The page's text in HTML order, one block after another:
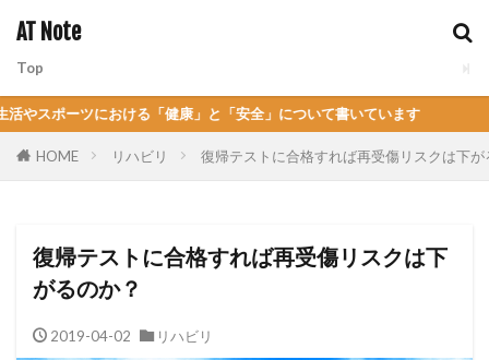
AT Note
Top
おける「健康」と「安全」について書いています
HOME リハビリ 復帰テストに合格すれば再受傷リスクは下が
復帰テストに合格すれば再受傷リスクは下
がるのか？
2019-04-02 リハビリ
カテゴリー
検索